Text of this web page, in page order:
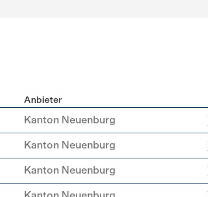
Anbieter
Kanton Neuenburg
Kanton Neuenburg
Kanton Neuenburg